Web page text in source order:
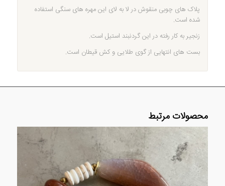
پلاک های چوبی منقوش در لا به لای این مهره های سنگی استفاده
شده است.
زنجیر به کار رفته در این گردنبند استیل است.
بست های انتهایی از گوی طلایی و کش قیطان است.
محصولات مرتبط